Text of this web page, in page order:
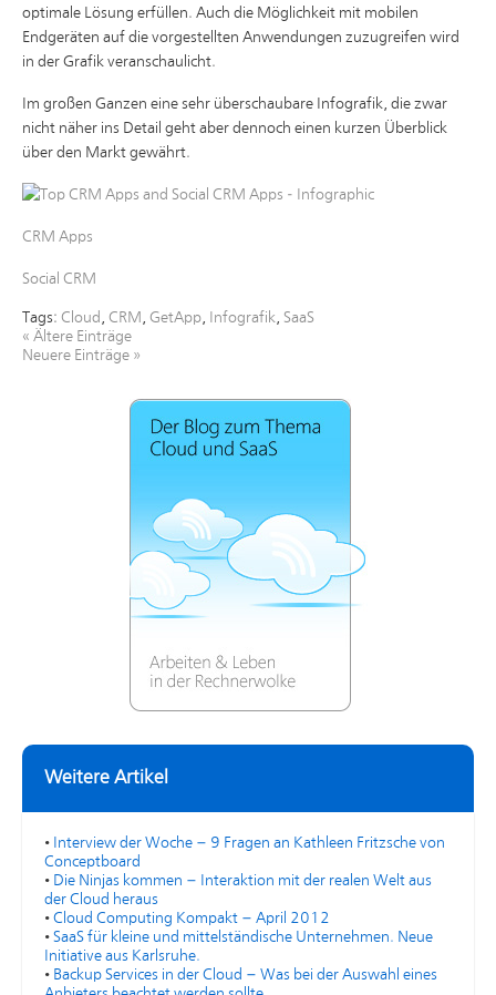
optimale Lösung erfüllen. Auch die Möglichkeit mit mobilen
Endgeräten auf die vorgestellten Anwendungen zuzugreifen wird
in der Grafik veranschaulicht.
Im großen Ganzen eine sehr überschaubare Infografik, die zwar
nicht näher ins Detail geht aber dennoch einen kurzen Überblick
über den Markt gewährt.
CRM Apps
Social CRM
Tags: Cloud , CRM , GetApp, Infografik, SaaS
« Ältere Einträge
Neuere Einträge »
Weitere Artikel
• Interview der Woche – 9 Fragen an Kathleen Fritzsche von
Conceptboard
• Die Ninjas kommen – Interaktion mit der realen Welt aus
der Cloud heraus
• Cloud Computing Kompakt – April 2012
• SaaS für kleine und mittelständische Unternehmen. Neue
Initiative aus Karlsruhe.
• Backup Services in der Cloud – Was bei der Auswahl eines